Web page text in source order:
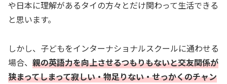
や日本に理解があるタイの方々とだけ関わって生活できる
と思います。
しかし、子どもをインターナショナルスクールに通わせる
場合、 親の英語力を向上させるつもりもないと交友関係が
狭まってしまって寂しい・物足りない・せっかくのチャン